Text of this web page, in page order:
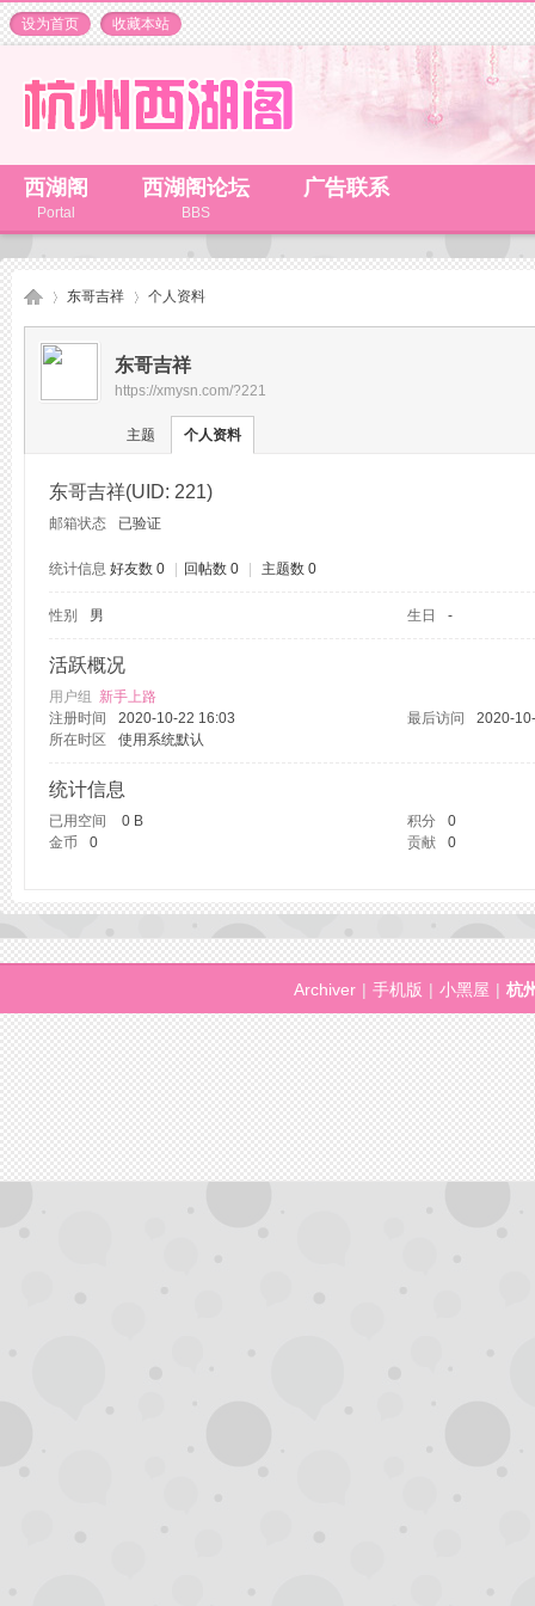
设为首页 收藏本站
西湖阁
Portal
西湖阁论坛
BBS
广告联系
›
东哥吉祥
›
个人资料
东哥吉祥
https://xmysn.com/?221
主题 个人资料
东哥吉祥(UID: 221)
邮箱状态 已验证
统计信息 好友数 0 回帖数 0 主题数 0
性别 男 生日 -
活跃概况
用户组 新手上路
注册时间
2020-10-22 16:03 最后访问
2020-
所在时区
使用系统默认
统计信息
已用空间 0 B 积分
0
金币
0 贡献 0
Archiver | 手机版 | 小黑屋 | 杭